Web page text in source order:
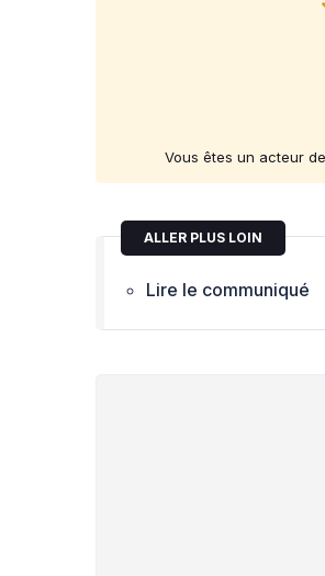
Vous êtes un acteur
ALLER PLUS LOIN
Lire le communiqué